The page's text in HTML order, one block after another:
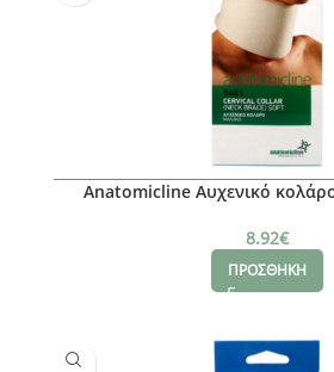
Anatomicline Αυχενικό
8.92€
ΠΡΟΣΘΗΚΗ